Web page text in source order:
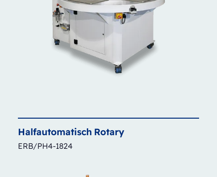
Halfautomatisch Rotary
ERB/PH4-1824